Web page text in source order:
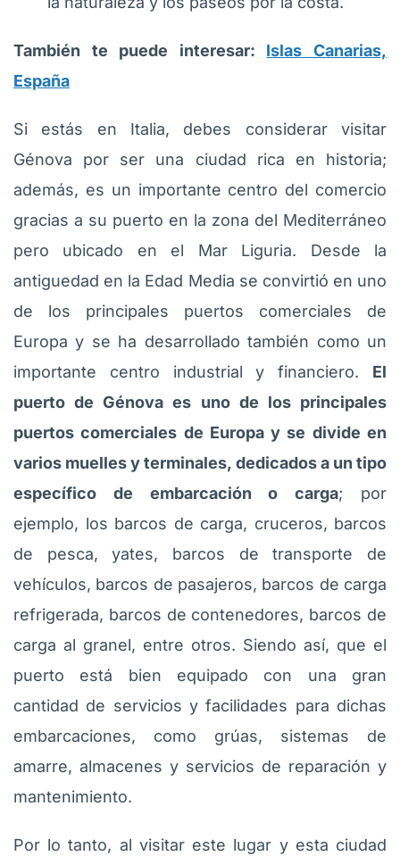
También te puede interesar: Islas Canarias,
España
Si estás en Italia, debes considerar visitar
Génova por ser una ciudad rica en historia;
además, es un importante centro del comercio
gracias a su puerto en la zona del Mediterráneo
pero ubicado en el Mar Liguria. Desde la
antiguedad en la Edad Media se convirtió en uno
de los principales puertos comerciales de
Europa y se ha desarrollado también como un
importante centro industrial y financiero. El
puerto de Génova es uno de los principales
puertos comerciales de Europa y se divide en
varios muelles y terminales, dedicados a un tipo
específico de embarcación o carga; por
ejemplo, los barcos de carga, cruceros, barcos
de pesca, yates, barcos de transporte de
vehículos, barcos de pasajeros, barcos de carga
refrigerada, barcos de contenedores, barcos de
carga al granel, entre otros. Siendo así, que el
puerto está bien equipado con una gran
cantidad de servicios y facilidades para dichas
embarcaciones, como grúas, sistemas de
amarre, almacenes y servicios de reparación y
mantenimiento.
Por lo tanto, al visitar este lugar y esta ciudad